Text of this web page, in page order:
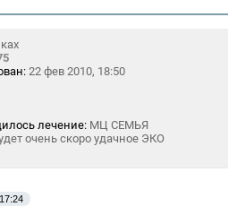
22 фев 2010, 18:50
лечение: МЦ СЕМЬЯ
очень скоро удачное ЭКО